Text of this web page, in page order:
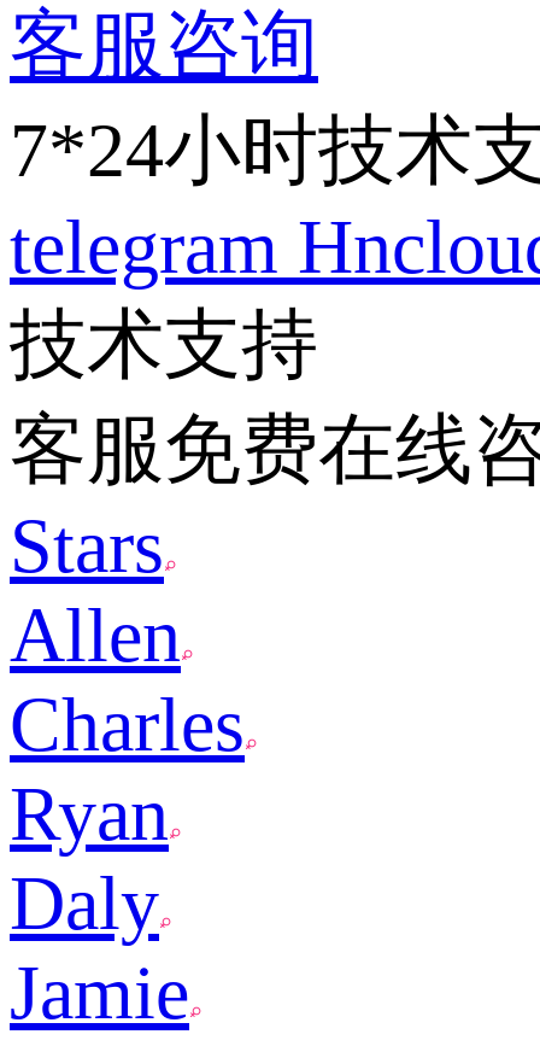
客服咨询
7*24小时技术
telegram
技术支持
客服免费在线
Stars
Allen
Charles
Ryan
Daly
Jamie